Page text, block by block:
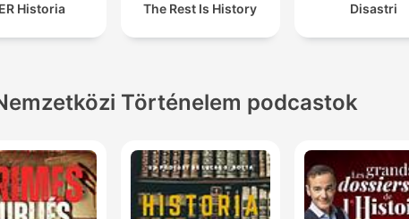
Historia The Rest Is History Disastri
Történelem podcastok